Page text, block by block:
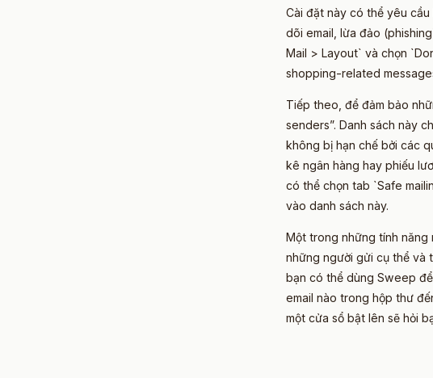
Cài đặt này có thể yêu
dõi email, lừa đảo
Mail > Layout` và chọn
shopping-related
Tiếp theo, để đảm bảo
senders”. Danh sách này
không bị hạn chế bởi các
kê ngân hàng hay phiếu
có thể chọn tab `Safe
vào danh sách này.
Một trong những tính năng
những người gửi cụ thể và
bạn có thể dùng Sweep
email nào trong hộp thư
một cửa sổ bật lên sẽ hỏi